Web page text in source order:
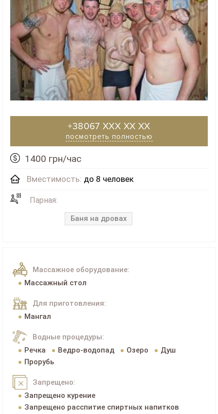
+38067 XXX XX XX
посмотреть полностью
1400 грн/час
Вместимость: до 8 человек
Парная:
Баня на дровах
Массажное оборудование:
Массажный стол
Для приготовления:
Мангал
Водные процедуры:
Речка
Ведро-водопад Озеро
Душ
Прорубь
Запрещено:
Запрещено курение
Запрещено расспитие спиртных напитков